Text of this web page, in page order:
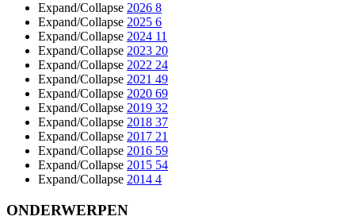
Expand/Collapse 2026 8
Expand/Collapse 2025 6
Expand/Collapse 2024 11
Expand/Collapse 2023 20
Expand/Collapse 2022 24
Expand/Collapse 2021 49
Expand/Collapse 2020 69
Expand/Collapse 2019 32
Expand/Collapse 2018 37
Expand/Collapse 2017 21
Expand/Collapse 2016 59
Expand/Collapse 2015 54
Expand/Collapse 2014 4
ONDERWERPEN